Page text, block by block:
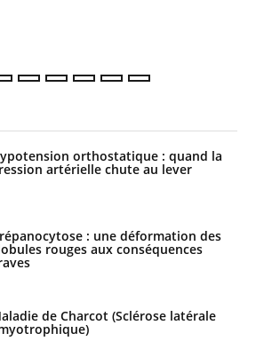
orthostatique : quand la
artérielle chute au lever
: une déformation des
rouges aux conséquences
de Charcot (Sclérose latérale